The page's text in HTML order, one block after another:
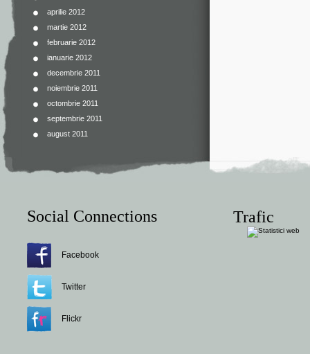
aprilie 2012
martie 2012
februarie 2012
ianuarie 2012
decembrie 2011
noiembrie 2011
octombrie 2011
septembrie 2011
august 2011
Social Connections
Facebook
Twitter
Flickr
Trafic